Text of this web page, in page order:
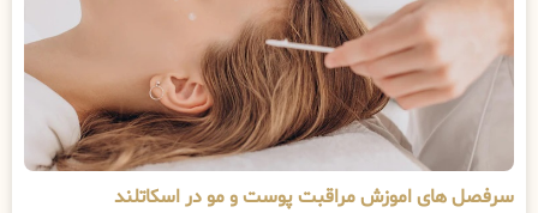
سرفصل های اموزش مراقبت پوست و مو در اسکاتلند